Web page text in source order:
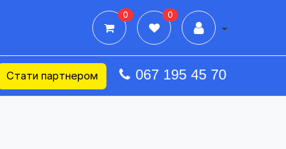
0 0
Стати партнером 067 195 45 70